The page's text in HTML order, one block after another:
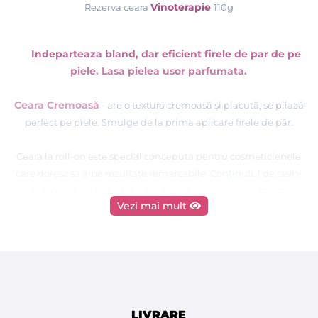
Rezerva ceara Vinoterapie 110g
Indeparteaza bland, dar eficient firele de par de pe
piele. Lasa pielea usor parfumata.
Ceara Cremoasă - are o textura cremoasă și placută, se pliază
perfect pe piele. Smulge de la prima aplicare firele de păr.
Ceara la roll-on este special conceputa pentru cosmeticienele
aceasta sa arda. In consecinta, ceara se raceste aproape
echipamentele de incalzit ceara DEPILFLAX.
Vezi mai mult
LIVRARE